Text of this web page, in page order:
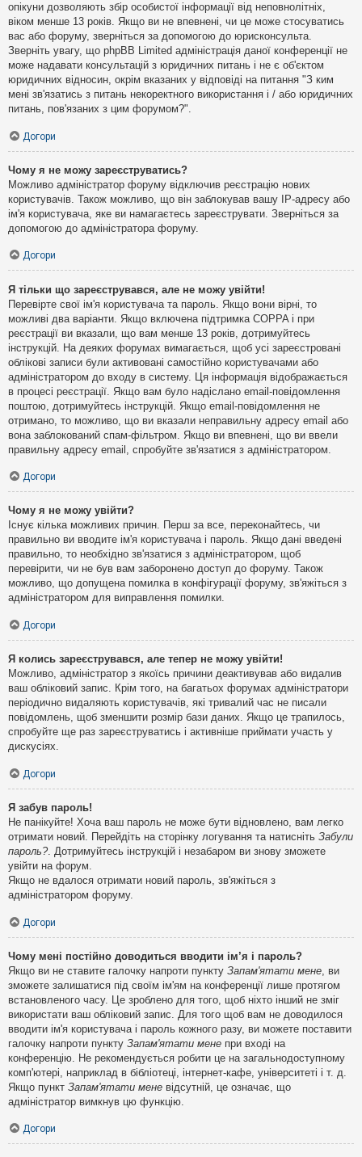
опікуни дозволяють збір особистої інформації від неповнолітніх,
віком менше 13 років. Якщо ви не впевнені, чи це може стосуватись
вас або форуму, зверніться за допомогою до юрисконсульта.
Зверніть увагу, що phpBB Limited адміністрація даної конференції не
може надавати консультацій з юридичних питань і не є об'єктом
юридичних відносин, окрім вказаних у відповіді на питання "З ким
мені зв'язатись з питань некоректного використання і / або юридичних
питань, пов'язаних з цим форумом?".
Догори
Чому я не можу зареєструватись?
Можливо адміністратор форуму відключив реєстрацію нових
користувачів. Також можливо, що він заблокував вашу IP-адресу або
ім'я користувача, яке ви намагаєтесь зареєструвати. Зверніться за
допомогою до адміністратора форуму.
Догори
Я тільки що зареєструвався, але не можу увійти!
Перевірте свої ім'я користувача та пароль. Якщо вони вірні, то
можливі два варіанти. Якщо включена підтримка COPPA і при
реєстрації ви вказали, що вам менше 13 років, дотримуйтесь
інструкцій. На деяких форумах вимагається, щоб усі зареєстровані
облікові записи були активовані самостійно користувачами або
адміністратором до входу в систему. Ця інформація відображається
в процесі реєстрації. Якщо вам було надіслано email-повідомлення
поштою, дотримуйтесь інструкцій. Якщо email-повідомлення не
отримано, то можливо, що ви вказали неправильну адресу email або
вона заблокований спам-фільтром. Якщо ви впевнені, що ви ввели
правильну адресу email, спробуйте зв'язатися з адміністратором.
Догори
Чому я не можу увійти?
Існує кілька можливих причин. Перш за все, переконайтесь, чи
правильно ви вводите ім'я користувача і пароль. Якщо дані введені
правильно, то необхідно зв'язатися з адміністратором, щоб
перевірити, чи не був вам заборонено доступ до форуму. Також
можливо, що допущена помилка в конфігурації форуму, зв'яжіться з
адміністратором для виправлення помилки.
Догори
Я колись зареєструвався, але тепер не можу увійти!
Можливо, адміністратор з якоїсь причини деактивував або видалив
ваш обліковий запис. Крім того, на багатьох форумах адміністратори
періодично видаляють користувачів, які тривалий час не писали
повідомлень, щоб зменшити розмір бази даних. Якщо це трапилось,
спробуйте ще раз зареєструватись і активніше приймати участь у
дискусіях.
Догори
Я забув пароль!
Не панікуйте! Хоча ваш пароль не може бути відновлено, вам легко
отримати новий. Перейдіть на сторінку логування та натисніть Забули
пароль?. Дотримуйтесь інструкцій і незабаром ви знову зможете
увійти на форум.
Якщо не вдалося отримати новий пароль, зв'яжіться з
адміністратором форуму.
Догори
Чому мені постійно доводиться вводити ім’я і пароль?
Якщо ви не ставите галочку напроти пункту Запам'ятати мене , ви
зможете залишатися під своїм ім'ям на конференції лише протягом
встановленого часу. Це зроблено для того, щоб ніхто інший не зміг
використати ваш обліковий запис. Для того щоб вам не доводилося
вводити ім'я користувача і пароль кожного разу, ви можете поставити
галочку напроти пункту Запам'ятати мене при вході на
конференцію. Не рекомендується робити це на загальнодоступному
комп'ютері, наприклад в бібліотеці, інтернет-кафе, університеті і т. д.
Якщо пункт Запам'ятати мене відсутній, це означає, що
адміністратор вимкнув цю функцію.
Догори